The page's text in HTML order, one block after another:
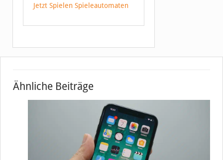
Jetzt Spielen Spieleautomaten
Ähnliche Beiträge